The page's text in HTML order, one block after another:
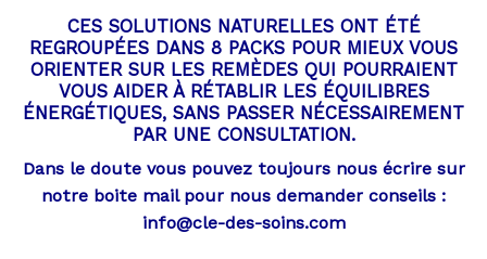
CES SOLUTIONS NATURELLES ONT ÉTÉ
REGROUPÉES DANS 8 PACKS POUR MIEUX VOUS
ORIENTER SUR LES REMÈDES QUI POURRAIENT
VOUS AIDER À RÉTABLIR LES ÉQUILIBRES
ÉNERGÉTIQUES, SANS PASSER NÉCESSAIREMENT
PAR UNE CONSULTATION.
Dans le doute vous pouvez toujours nous écrire sur
notre boite mail pour nous demander conseils :
info@cle-des-soins.com